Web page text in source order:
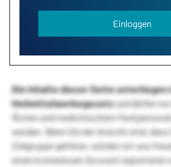
Einloggen
Die Inhalte dieser Seite unterliegen
Heilmittelwerbegesetzund dürfen
Ärzten und medizinischem
werden. Wenn Sie der Ansicht sind, dass
Zielgruppe gehören, würden wir uns
einen kostenlosen Account registrieren